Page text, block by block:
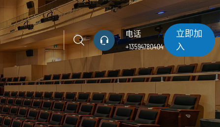
电话
+13594780404
立即加
入